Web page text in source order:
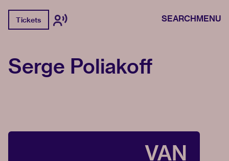
Tickets SEARCHMENU
Serge Poliakoff